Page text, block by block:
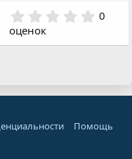
0
з
ё
0
0
ё
0
оценок
Помощь